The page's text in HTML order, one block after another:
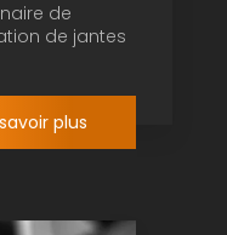
de
de jantes
plus